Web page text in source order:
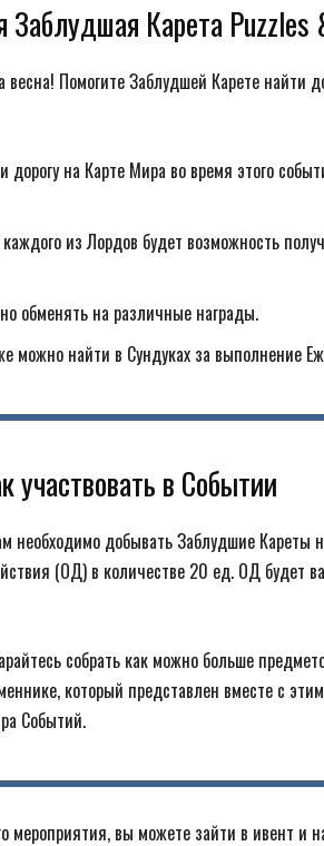
Карета Puzzles
Помогите Заблудшей Карете найти
дорогу на Карте Мира во время этого
из Лордов будет возможность
обменять на различные награды.
можно найти в Сундуках за выполнение
участвовать в Событии
необходимо добывать Заблудшие Кареты
(ОД) в количестве 20 ед. ОД будет
собрать как можно больше
который представлен вместе с
Событий.
мероприятия, вы можете зайти в ивент и